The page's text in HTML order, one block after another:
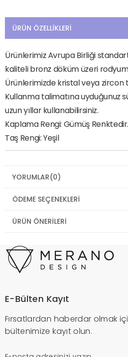
ÜRÜN ÖZELLIKLERI
Ürünlerimiz Avrupa Birliği
kaliteli bronz döküm üzeri
Ürünlerimizde kristal veya zircon
Kullanma talimatına uyduğunuz
uzun yıllar kullanabilirsiniz.
Kaplama Rengi: Gümüş Renktedir.
Taş Rengi: Yeşil
YORUMLAR(0)
ÖDEME SEÇENEKLERI
ÜRÜN ÖNERILERI
E-Bülten Kayıt
Fırsatlardan haberdar olmak
bültenimize kayıt olun.